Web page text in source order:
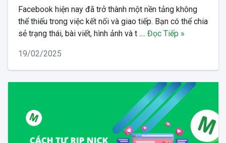
Facebook hiện nay đã trở thành một nền tảng không
thể thiếu trong việc kết nối và giao tiếp. Bạn có thể chia
sẻ trạng thái, bài viết, hình ảnh và t .... Đọc Tiếp »
19/02/2025